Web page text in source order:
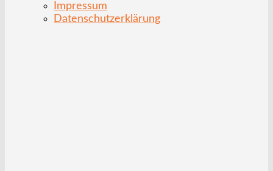
Impressum
Datenschutzerklärung